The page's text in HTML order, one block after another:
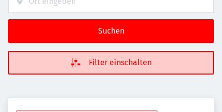
Suchen
Filter einschalten